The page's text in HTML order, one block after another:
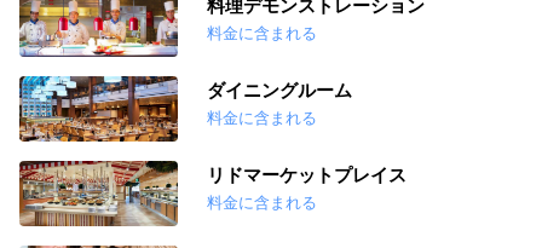
料理デモンストレーション
料金に含まれる
ダイニングルーム
料金に含まれる
リドマーケットプレイス
料金に含まれる